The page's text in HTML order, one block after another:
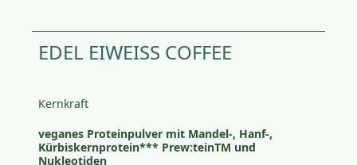
EDEL EIWEISS COFFEE
Kernkraft
veganes Proteinpulver mit Mandel-, Hanf-,
Kürbiskernprotein*** Prew:teinTM und
Nukleotiden